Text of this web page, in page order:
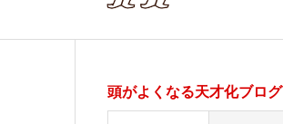
頭がよくなる天才化ブログ